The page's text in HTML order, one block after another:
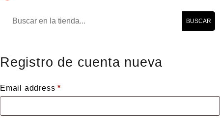
BUSCAR
Registro de cuenta nueva
Email address*